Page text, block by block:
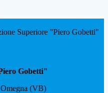
Superiore "Piero Gobetti"
Gobetti"
(VB)